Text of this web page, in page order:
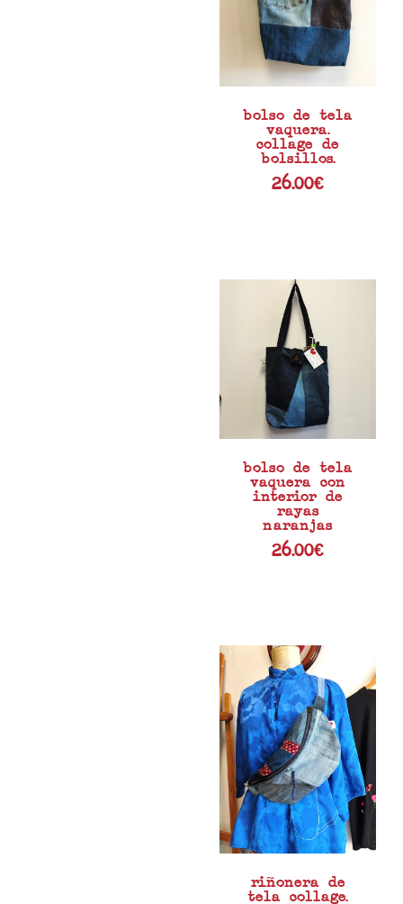
bolso de tela
vaquera.
collage de
bolsillos.
26.00€
bolso de tela
vaquera con
interior de
rayas
naranjas
26.00€
riñonera de
tela collage.